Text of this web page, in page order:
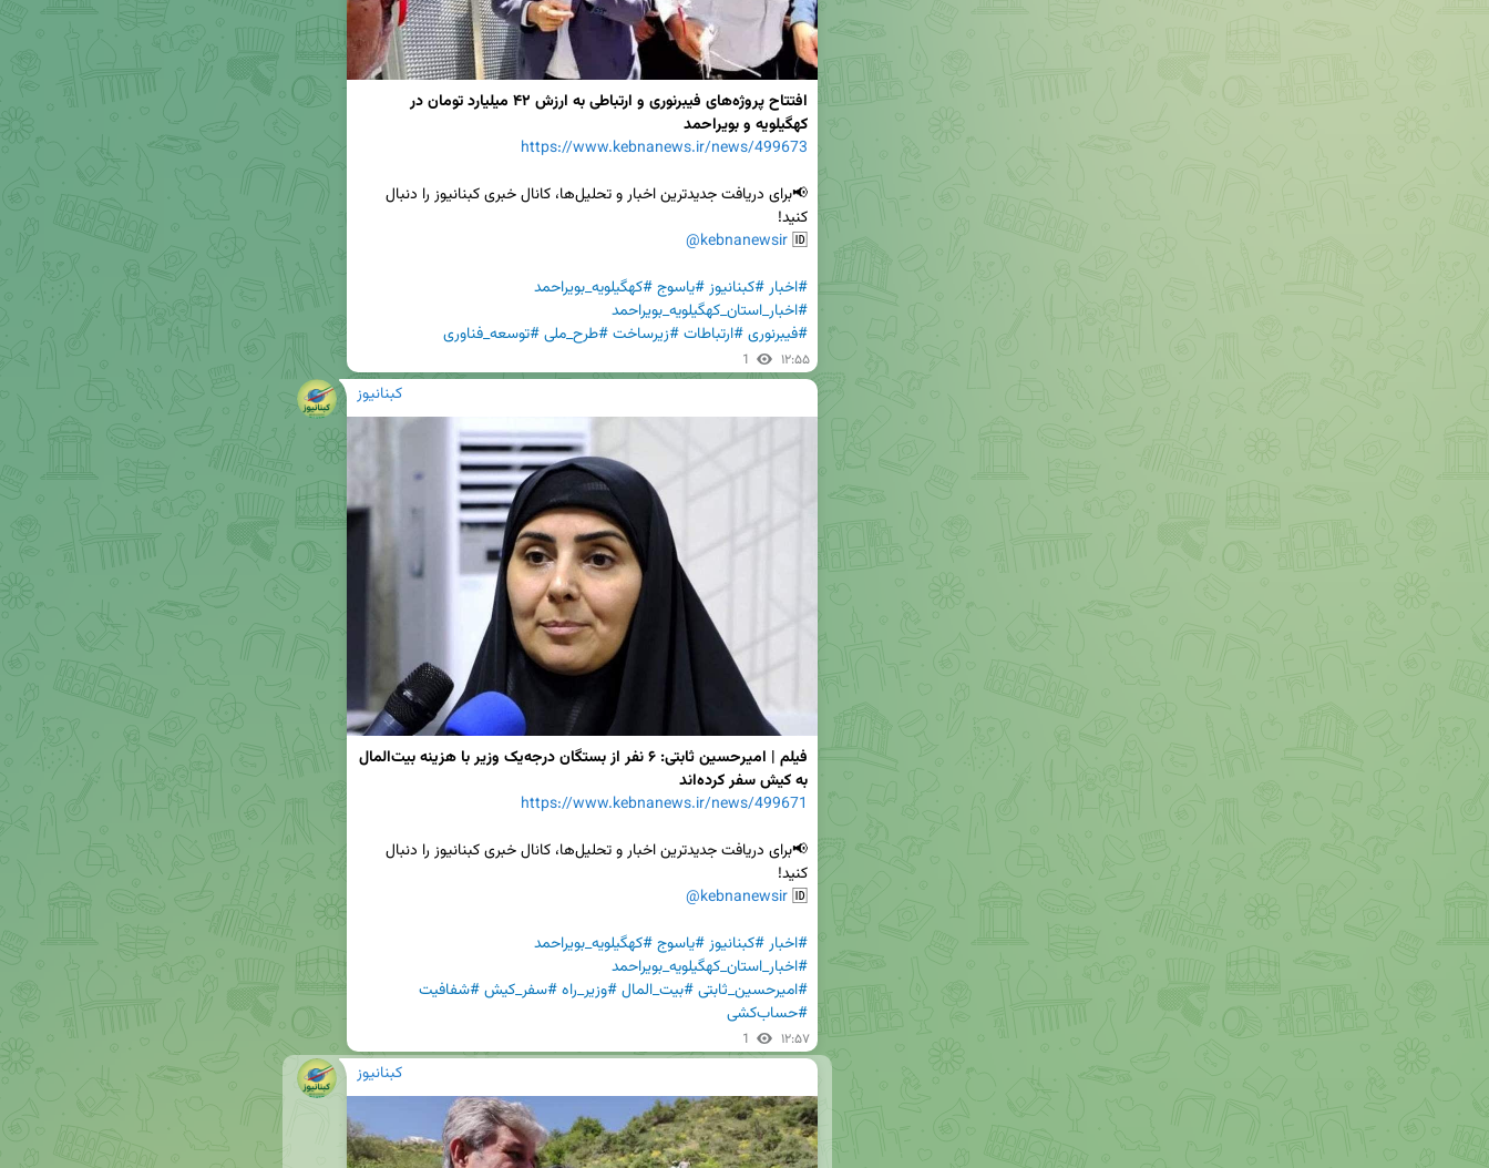
افتتاح پروژه‌های فیبرنوری و ارتباطی به ارزش ۴۲ میلیارد تومان در
کهگیلویه و بویراحمد
https://www.kebnanews.ir/news/499673
🆔
@kebnanewsir
#اخبار#کبنانیوز#یاسوج#کهگیلویه_بویراحمد
#اخبار_استان_کهگیلویه_بویراحمد
#فیبرنوری#ارتباطات#زیرساخت#طرح_ملی#توسعه_فناوری
1 ۱۲:۵۵
کبنانیوز
به کیش سفر کرده‌اند
https://www.kebnanews.ir/news/499671
🆔
@kebnanewsir
#اخبار#کبنانیوز#یاسوج#کهگیلویه_بویراحمد
#اخبار_استان_کهگیلویه_بویراحمد
#امیرحسین_ثابتی#بیت_المال#وزیر_راه#سفر_کیش#شفافیت
#حساب‌کشی
1 ۱۲:۵۷
کبنانیوز